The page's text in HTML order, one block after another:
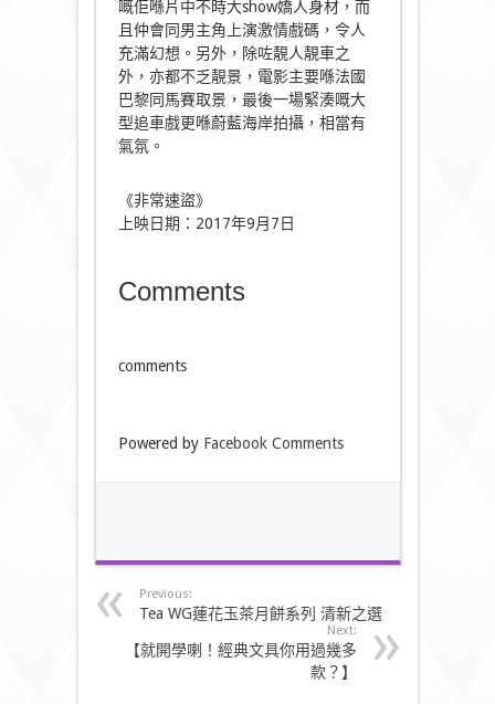
嘅佢喺片中不時大show嬌人身材，而
且仲會同男主角上演激情戲碼，令人
充滿幻想。另外，除咗靚人靚車之
外，亦都不乏靚景，電影主要喺法國
巴黎同馬賽取景，最後一場緊湊嘅大
型追車戲更喺蔚藍海岸拍攝，相當有
氣氛。
《非常速盜》
上映日期：2017年9月7日
Comments
comments
Powered by Facebook Comments
Previous:
Tea WG蓮花玉茶月餅系列 清新之選
Next:
【就開學喇！經典文具你用過幾多
款？】